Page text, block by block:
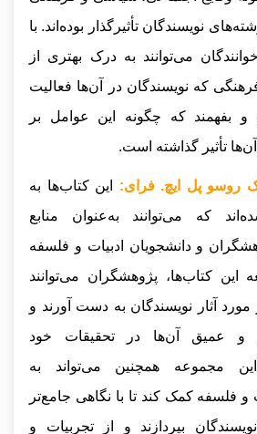
نویسندگان تأثیرگذار بوده‌اند. با
می‌توانند به درک بهتری از
که نویسندگان در آن‌ها فعالیت
و بفهمند که چگونه این عوامل بر
تأثیر گذاشته است.
روسو پل ایچ. فرای: این کتاب‌ها به
که می‌توانند به‌عنوان منابع
و دانشجویان ادبیات و فلسفه
این کتاب‌ها، پژوهشگران می‌توانند
آثار نویسندگان به دست آورند و
و عمیق آن‌ها در تحقیقات خود
این مجموعه همچنین می‌تواند به
و فلسفه کمک کند تا با نگاهی جامع‌تر
بپردازند و از تجربیات و